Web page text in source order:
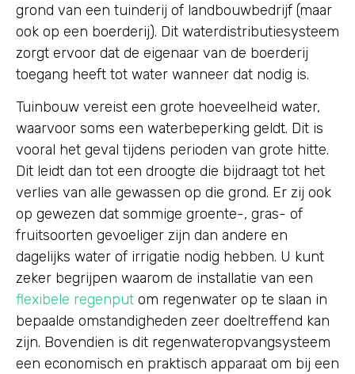
grond van een tuinderij of landbouwbedrijf (maar
ook op een boerderij). Dit waterdistributiesysteem
zorgt ervoor dat de eigenaar van de boerderij
toegang heeft tot water wanneer dat nodig is.
Tuinbouw vereist een grote hoeveelheid water,
waarvoor soms een waterbeperking geldt. Dit is
vooral het geval tijdens perioden van grote hitte.
Dit leidt dan tot een droogte die bijdraagt tot het
verlies van alle gewassen op die grond. Er zij ook
op gewezen dat sommige groente-, gras- of
fruitsoorten gevoeliger zijn dan andere en
dagelijks water of irrigatie nodig hebben. U kunt
zeker begrijpen waarom de installatie van een
flexibele regenput om regenwater op te slaan in
bepaalde omstandigheden zeer doeltreffend kan
zijn. Bovendien is dit regenwateropvangsysteem
een economisch en praktisch apparaat om bij een